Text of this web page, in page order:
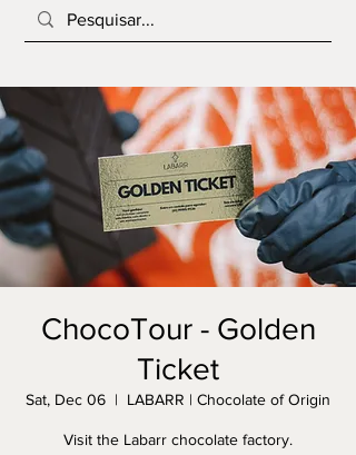
ChocoTour - Golden
Ticket
Sat, Dec 06
  |
LABARR | Chocolate of Origin
Visit the Labarr chocolate factory.